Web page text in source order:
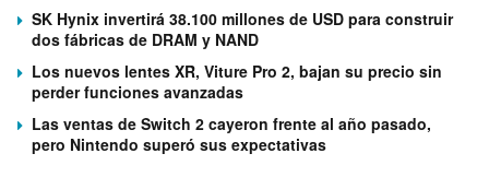
SK Hynix invertirá 38.100 millones de USD para construir
dos fábricas de DRAM y NAND
Los nuevos lentes XR, Viture Pro 2, bajan su precio sin
perder funciones avanzadas
Las ventas de Switch 2 cayeron frente al año pasado,
pero Nintendo superó sus expectativas